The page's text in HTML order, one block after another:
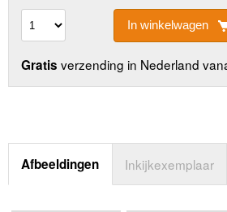
In winkelwagen
Gratis verzending in Nederland
Afbeeldingen Inkijkexemplaar